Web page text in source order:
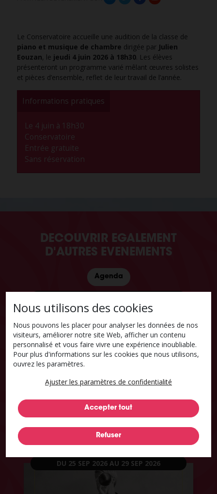
Le Conservatoire accueille une audition de la classe de
piano et musique de chambre dirigée par Julien
Eouzan, le jeudi 4 juin 2026 à 18h30. Les élèves
présenteront un programme varié mêlant œuvres solistes
et pièces d’ensemble, reflet de leur travail de l’année.
Informations pratiques
Le 4 juin à 18h30
Conservatoire
Entrée gratuite
Sans réservation
DECOUVRIR EGALEMENT
D'AUTRES EVENEMENTS
Agenda
Régates à Valenciennes – Saison
Voir l'événement
DU 25 SEP 2026 AU 29 SEP 2026
Nous utilisons des cookies
Nous pouvons les placer pour analyser les données de nos
visiteurs, améliorer notre site Web, afficher un contenu
personnalisé et vous faire vivre une expérience inoubliable.
Pour plus d'informations sur les cookies que nous utilisons,
ouvrez les paramètres.
Ajuster les paramètres de confidentialité